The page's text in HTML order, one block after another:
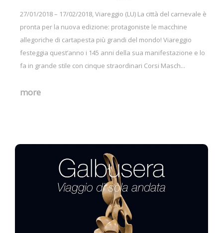
27/01/2018 – 17/02/2018, Viareggio (LU) La città del carnevale è
pronta per la nuova edizione: protagoniste le macchine
allegoriche di cartapesta più grandi del mondo! Viareggio
festeggia quest’anno i 145 anni della sua manifestazione e lo
fa in grande stile con cinque straordinari Corsi Masch...
more